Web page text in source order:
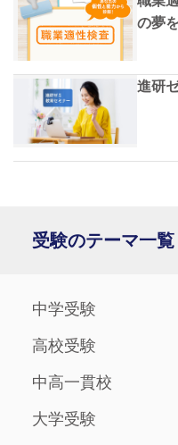
の夢
進研
受験のテーマ一覧
中学受験
高校受験
中高一貫校
大学受験